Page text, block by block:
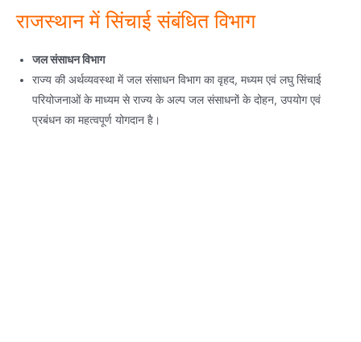
राजस्थान में सिंचाई संबंधित विभाग
जल संसाधन विभाग
राज्य की अर्थव्यवस्था में जल संसाधन विभाग का वृहद, मध्यम एवं लघु सिंचाई
परियोजनाओं के माध्यम से राज्य के अल्प जल संसाधनों के दोहन, उपयोग एवं
प्रबंधन का महत्वपूर्ण योगदान है।